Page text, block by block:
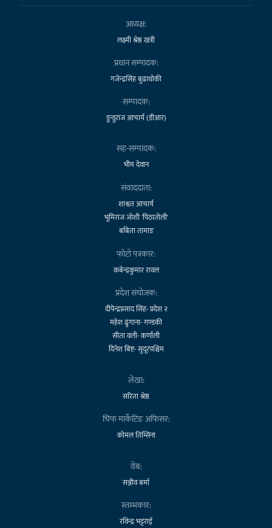
अध्यक्ष:
लक्ष्मी श्रेष्ठ खत्री
प्रधान सम्पादक:
गजेन्द्रसिंह बुढाथोकी
सम्पादक:
डुन्डुराज आचार्य (डीआर)
सह-सम्पादक:
भीम देवान
संवाददाता:
शाश्वत आचार्य
भूमिराज जोशी 'पिठातोली'
बबिता तामाङ
फोटो पत्रकार:
कबेन्द्रकुमार रावल
प्रदेश संयोजक:
दीपेन्द्रप्रसाद सिंह- प्रदेश २
महेश ढुंगाना- गण्डकी
सीता वली- कर्णाली
दिनेश बिष्ट- सुदूरपश्चिम
लेखा:
सरिता श्रेष्ठ
चिफ मार्केटिङ अफिसर:
कोमल तिम्सिना
वेब:
सञ्जीव बर्मा
स्तम्भकार:
रविन्द्र भट्टराई